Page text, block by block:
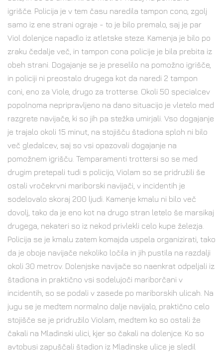
igrišče. Policija je v tem času naredila tampon cono, zgolj
samo iz ene strani ograje - to je bilo premalo, saj je par
Viol dolenjce napadlo iz atletske steze. Kamenja je bilo po
zraku čedalje več, in tampon cona policije je bila prebita iz
obeh strani. Dogajanje se je preselilo na pomožno igrišče,
in policiji ni preostalo drugega kot da naredi 2 tampon
coni, eno za Viole, drugo za trotterse. Okoli 50 specialcev
popolnoma nepripravljeno na dano situacijo je vletelo med
razgrete navijače, ki so jih pa stežka umirjali. Vso dogajanje
je trajalo okoli 15 minut, na stojišču štadiona sploh ni bilo
več gledalcev, saj so vsi opazovali dogajanje na
pomožnem igrišču. Temparamenti trottersi so se med
drugim pretepali tudi s policijo, Violam so se pridružili še
ostali vročekrvni mariborski navijači, v incidentih je
sodelovalo skoraj 200 ljudi. Kamenje kmalu ni bilo več
dovolj, tako da je eno kot na drugo stran letelo še marsikaj
drugega, nekateri so iz nekod privlekli celo kupe železja.
Policija se je kmalu zatem komajda uspela organizirati, tako
da je oboje navijače nekoliko ločila in jih pustila na razdalji
okoli 30 metrov. Dolenjske navijače so naenkrat odpeljali iz
štadiona in praktično vsi sodelujoči mariborčani v
incidentih, so se podali v zasede po mariborskih ulicah. Na
jugu se je medtem normalno dalje navijalo, praktično celo
stojišče se je pridružilo Violam, medtem ko so ostali že
čakali na Mladinski ulici, kjer so čakali na dolenjce. Ko so
avtobusi zapuščali štadion iz Mladinske ulice je sledil